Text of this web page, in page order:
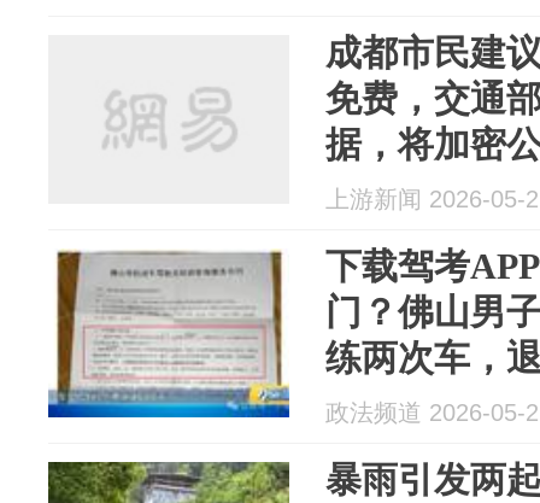
费，交通部
成都市民建
免费，交通
据，将加密
上游新闻 2026-05-
下载驾考
门？佛山男
练两次车，
通部门：它
政法频道 2026-05-
暴雨引发两